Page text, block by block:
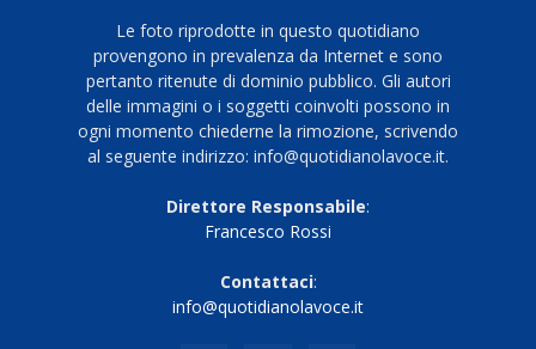
Le foto riprodotte in questo quotidiano
provengono in prevalenza da Internet e sono
pertanto ritenute di dominio pubblico. Gli autori
delle immagini o i soggetti coinvolti possono in
ogni momento chiederne la rimozione, scrivendo
al seguente indirizzo: info@quotidianolavoce.it.
Direttore Responsabile:
Francesco Rossi
Contattaci:
info@quotidianolavoce.it